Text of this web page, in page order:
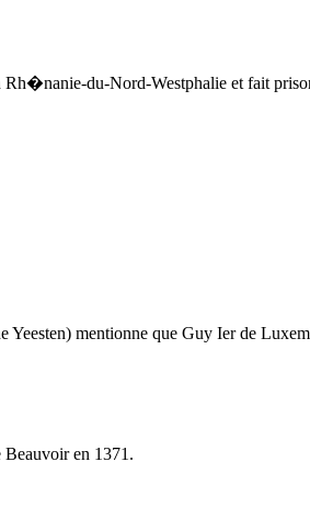
Rh�nanie-du-Nord-Westphalie et fait
Yeesten) mentionne que Guy Ier de
Beauvoiren 1371 .